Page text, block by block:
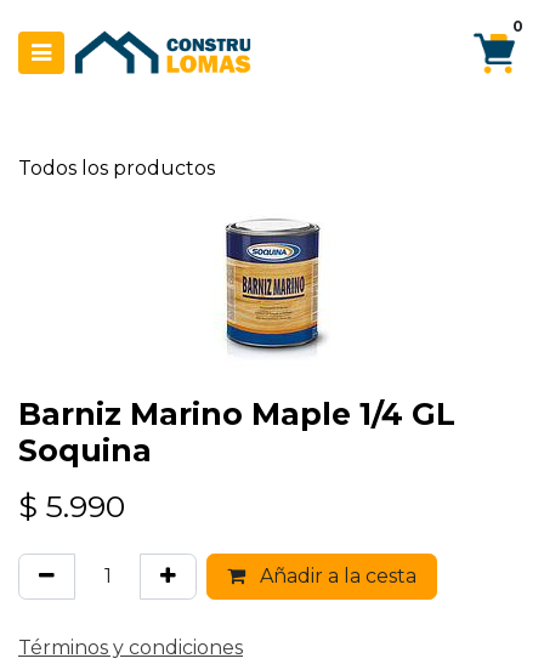
0
Todos los productos
Barniz Marino Maple 1/4 GL
Soquina
$ 5.990
Añadir a la cesta
Términos y condiciones